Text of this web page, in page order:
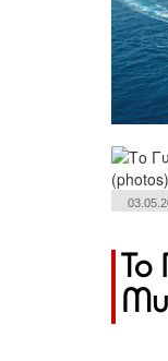
Το